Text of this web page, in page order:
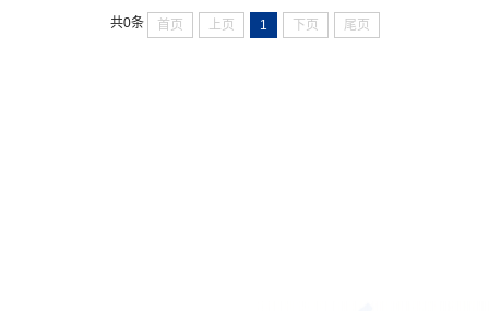
共0条 首页 上页 1 下页 尾页